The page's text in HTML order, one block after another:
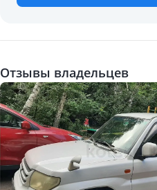
Отзывы владельцев